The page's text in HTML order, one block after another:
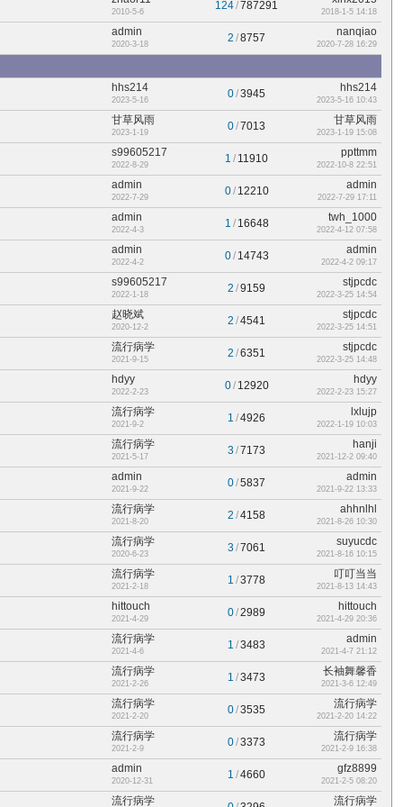
2010-5-6
124/787291
2018-1-5 14:18
admin
2020-3-18
2 /8757 nanqiao
2020-7-28 16:29
hhs214
2023-5-16
0/3945 hhs214
2023-5-16 10:43
甘草风雨
2023-1-19
0/7013 甘草风雨
2023-1-19 15:08
s99605217
2022-8-29
1 / 11910 ppttmm
2022-10-8 22:51
admin
2022-7-29
0/ 12210 admin
2022-7-29 17:11
admin
2022-4-3
1 / 16648 twh_1000
2022-4-12 07:58
admin
2022-4-2
0/ 14743 admin
2022-4-2 09:17
s99605217
2022-1-18
2 /9159 stjpcdc
2022-3-25 14:54
赵晓斌
2020-12-2
2 /4541 stjpcdc
2022-3-25 14:51
流行病学
2021-9-15
2 /6351 stjpcdc
2022-3-25 14:48
hdyy
2022-2-23
0/ 12920 hdyy
2022-2-23 15:27
流行病学
2021-9-2
1 /4926 lxlujp
2022-1-19 10:03
流行病学
2021-5-17
3 /7173 hanji
2021-12-2 09:40
admin
2021-9-22
0/5837 admin
2021-9-22 13:33
流行病学
2021-8-20
2 /4158 ahhnlhl
2021-8-26 10:30
流行病学
2020-6-23
3 /7061 suyucdc
2021-8-16 10:15
流行病学
2021-2-18
1 /3778 叮叮当当
2021-8-13 14:43
hittouch
2021-4-29
0/2989 hittouch
2021-4-29 20:36
流行病学
2021-4-6
1 /3483 admin
2021-4-7 21:12
流行病学
2021-2-26
1 /3473 长袖舞馨香
2021-3-6 12:49
流行病学
2021-2-20
0/3535 流行病学
2021-2-20 14:22
流行病学
2021-2-9
0/3373 流行病学
2021-2-9 16:38
admin
2020-12-31
1 /4660 gfz8899
2021-2-5 08:20
流行病学 流行病学